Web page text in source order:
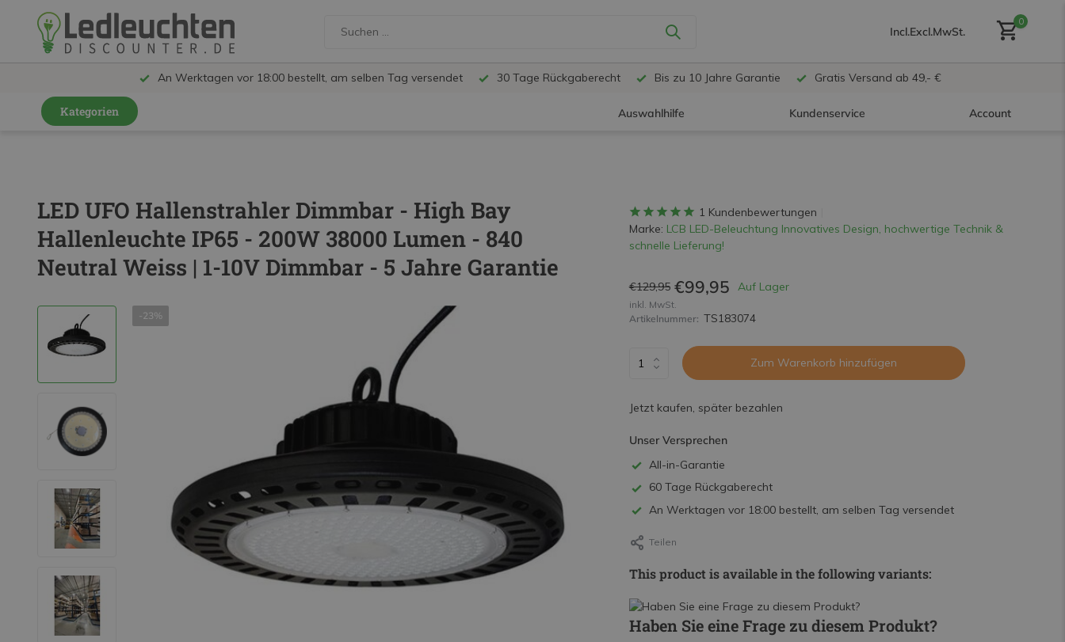
Incl.Excl.MwSt.
0
An Werktagen vor 18:00 bestellt, am selben Tag versendet 30 Tage Rückgaberecht Bis zu 10 Jahre Garantie Gratis Versand ab 49,- €
Kategorien Auswahlhilfe Kundenservice Account
LED Schienensystem Lampen
Innenleuchten
Feuchtraumleuchten IP65
Außenleuchten
LED Panels
LED Leuchtbänder
Dekorative Beleuchtung
Installationsmaterialien
SALE
LED UFO Hallenstrahler Dimmbar - High Bay
Hallenleuchte IP65 - 200W 38000 Lumen - 840
Neutral Weiss | 1-10V Dimmbar - 5 Jahre Garantie
-23%
1 Kundenbewertungen
Marke: LCB LED-Beleuchtung Innovatives Design, hochwertige Technik &
schnelle Lieferung!
€129,95 €99,95 Auf Lager
inkl. MwSt.
Artikelnummer: TS183074
Zum Warenkorb hinzufügen
Jetzt kaufen, später bezahlen
Unser Versprechen
All-in-Garantie
60 Tage Rückgaberecht
An Werktagen vor 18:00 bestellt, am selben Tag versendet
Teilen
This product is available in the following variants:
Haben Sie eine Frage zu diesem Produkt?